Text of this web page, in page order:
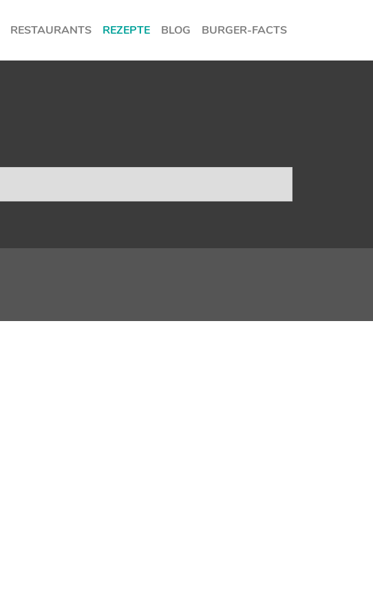
RESTAURANTS REZEPTE BLOG BURGER-FACTS